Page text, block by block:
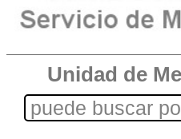
Unidad de